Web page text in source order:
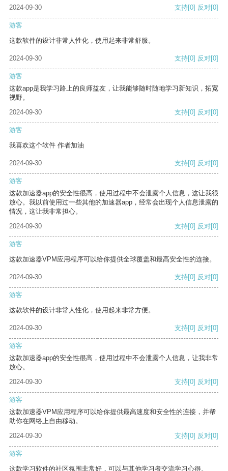
2024-09-30
支持[0] 反对[0]
游客
这款软件的设计非常人性化，使用起来非常舒服。
2024-09-30 支持[0] 反对[0]
游客
这款app是我学习路上的良师益友，让我能够随时随地学习新知识，拓宽
视野。
2024-09-30
支持[0] 反对[0]
游客
我喜欢这个软件 作者加油
2024-09-30 支持[0] 反对[0]
游客
这款加速器app的安全性很高，使用过程中不会泄露个人信息，这让我很
放心。我以前使用过一些其他的加速器app，经常会出现个人信息泄露的
情况，这让我非常担心。
2024-09-30
支持[0] 反对[0]
游客
这款加速器VPM应用程序可以给你提供全球覆盖和最高安全性的连接。
2024-09-30 支持[0] 反对[0]
游客
这款软件的设计非常人性化，使用起来非常方便。
2024-09-30 支持[0] 反对[0]
游客
这款加速器app的安全性很高，使用过程中不会泄露个人信息，让我非常
放心。
2024-09-30
支持[0] 反对[0]
游客
这款加速器VPM应用程序可以给你提供最高速度和安全性的连接，并帮
助你在网络上自由移动。
2024-09-30
支持[0] 反对[0]
游客
这款学习软件的社区氛围非常好，可以与其他学习者交流学习心得。